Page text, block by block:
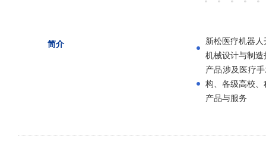
简介
新松医疗机器
机械设计与制
产品涉及医疗
构、各级高校
产品与服务